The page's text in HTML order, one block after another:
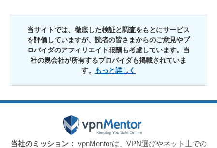
当サイトでは、徹底した検証と調査をもとにサービス
を評価していますが、読者の皆さまからのご意見やプ
ロバイダのアフィリエイト報酬も考慮しています。当
社の親会社が所有するプロバイダも掲載されていま
す。
もっと詳しく
当社のミッション： vpnMentorは、VPN選びやネット上での